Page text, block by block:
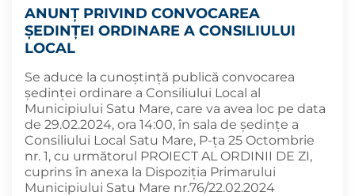
ANUNȚ PRIVIND CONVOCAREA
ȘEDINȚEI ORDINARE A CONSILIULUI
LOCAL
Se aduce la cunoștință publică convocarea
ședinței ordinare a Consiliului Local al
Municipiului Satu Mare, care va avea loc pe data
de 29.02.2024, ora 14:00, în sala de ședințe a
Consiliului Local Satu Mare, P-ța 25 Octombrie
nr. 1, cu următorul PROIECT AL ORDINII DE ZI,
cuprins în anexa la Dispoziția Primarului
Municipiului Satu Mare nr.76/22.02.2024